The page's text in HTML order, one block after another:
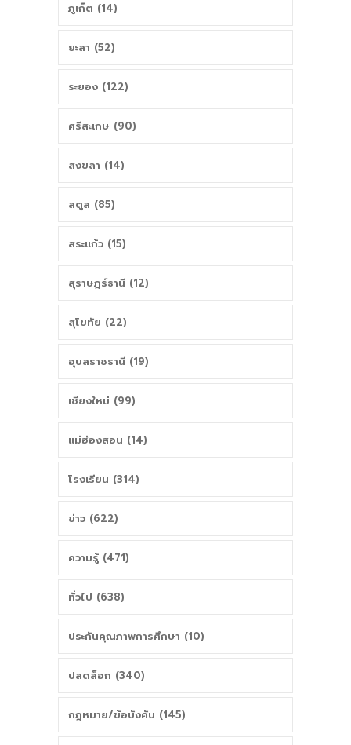
ภูเก็ต (14)
ยะลา (52)
ระยอง (122)
ศรีสะเกษ (90)
สงขลา (14)
สตูล (85)
สระแก้ว (15)
สุราษฎร์ธานี (12)
สุโขทัย (22)
อุบลราชธานี (19)
เชียงใหม่ (99)
แม่ฮ่องสอน (14)
โรงเรียน (314)
ข่าว (622)
ความรู้ (471)
ทั่วไป (638)
ประกันคุณภาพการศึกษา (10)
ปลดล็อก (340)
กฎหมาย/ข้อบังคับ (145)